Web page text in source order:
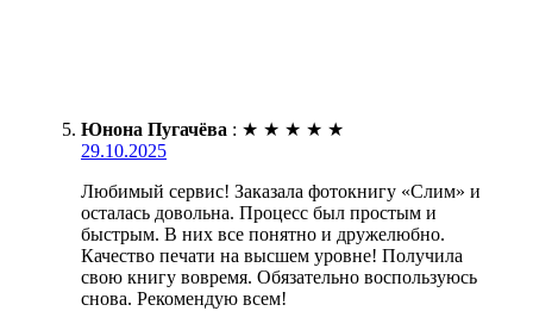
Юнона Пугачёва : ★ ★ ★ ★ ★
29.10.2025
Любимый сервис! Заказала фотокнигу «Слим» и
осталась довольна. Процесс был простым и
быстрым. В них все понятно и дружелюбно.
Качество печати на высшем уровне! Получила
свою книгу вовремя. Обязательно воспользуюсь
снова. Рекомендую всем!